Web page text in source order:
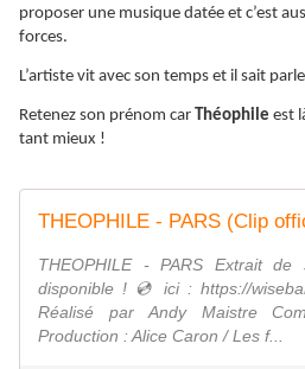
proposer une musique datée et c’est
forces.
L’artiste vit avec son temps et il sait
Retenez son prénom car Théophile est
tant mieux !
THEOPHILE - PARS (Clip
THEOPHILE - PARS Extrait
disponible ! 💿 ici : https://
Réalisé par Andy Maistre
Production : Alice Caron / Les f...